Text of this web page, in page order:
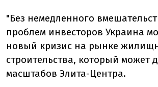
"Без немедленного
проблем инвесторов Украина
новый кризис на рынке
строительства, который может
масштабов Элита-Центра.